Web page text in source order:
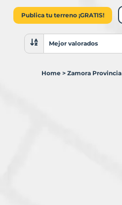
Publica tu terreno ¡GRATIS!
Ordenar resultados
Mejor valorados
Home > Zamora Provincia